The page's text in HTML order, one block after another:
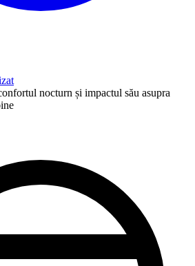
nocturn și impactul său asupra